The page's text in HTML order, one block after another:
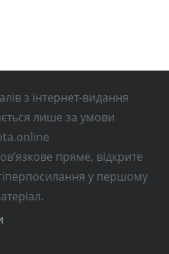
з інтернет-видання
лише за умови
пряме, відкрите
у першому